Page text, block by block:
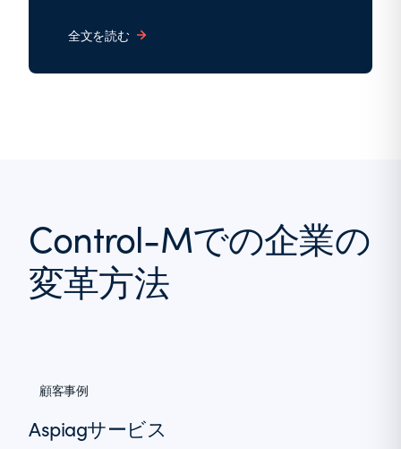
全文を読む
Control-Mでの企業の
変革方法
顧客事例
Aspiagサービス